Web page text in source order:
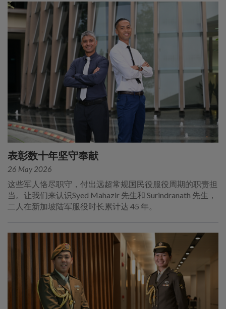
表彰数十年坚守奉献
26 May 2026
这些军人恪尽职守，付出远超常规国民役服役周期的职责担
当。让我们来认识Syed Mahazir 先生和 Surindranath 先生，
二人在新加坡陆军服役时长累计达 45 年。